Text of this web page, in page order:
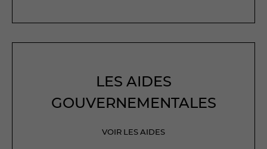
LES AIDES
GOUVERNEMENTALES
VOIR LES AIDES